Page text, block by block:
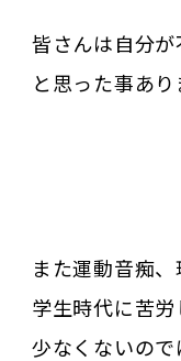
皆さんは自分が
と思った事あり
また運動音痴
学生時代に苦労
少なくないの